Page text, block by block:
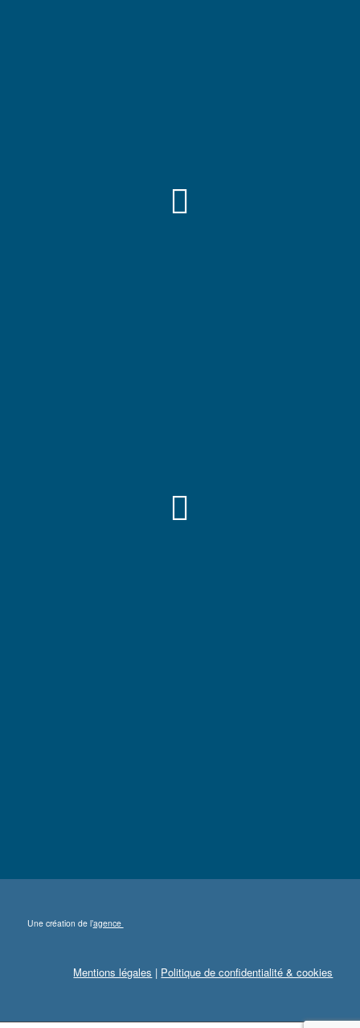
Une création de l’agence
Mentions légales | Politique de confidentialité & cookies